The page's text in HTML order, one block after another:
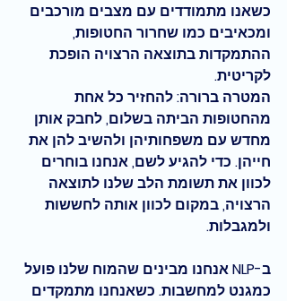
כשאנו מתמודדים עם מצבים מורכבים
ומכאיבים כמו שחרור החטופות,
ההתמקדות בתוצאה הרצויה הופכת
לקריטית.
המטרה ברורה: להחזיר כל אחת
מהחטופות הביתה בשלום, לחבק אותן
מחדש עם משפחותיהן ולהשיב להן את
חייהן. כדי להגיע לשם, אנחנו בוחרים
לכוון את תשומת הלב שלנו לתוצאה
הרצויה, במקום לכוון אותה לחששות
ולמגבלות.
ב-NLP אנחנו מבינים שהמוח שלנו פועל
כמגנט למחשבות. כשאנחנו מתמקדים